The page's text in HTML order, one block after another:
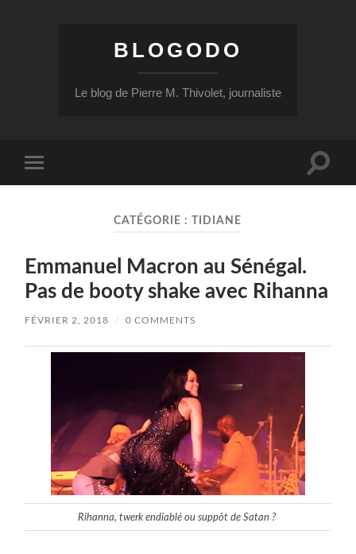
BLOGODO
Le blog de Pierre M. Thivolet, journaliste
Toggle
mobile
Toggle
CATÉGORIE :TIDIANE
Emmanuel Macron au Sénégal.
Pas de booty shake avec Rihanna
FÉVRIER 2, 2018 / 0 COMMENTS
Rihanna, twerk endiablé ou suppôt de Satan ?